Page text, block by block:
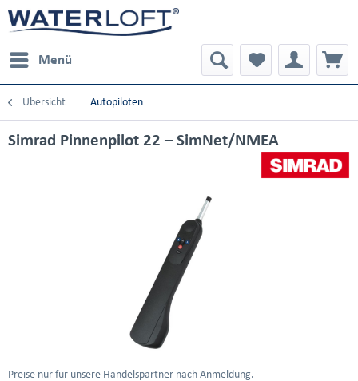
Menü
Übersicht Autopiloten
Simrad Pinnenpilot 22 – SimNet/NMEA
Preise nur für unsere Handelspartner nach Anmeldung.